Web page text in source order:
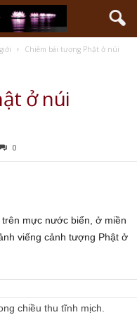
Chiêm bái tượng Phật ở núi
ở núi
0
mực nước biển, ở miền
viếng cảnh tượng Phật ở
chiều thu tĩnh mịch.